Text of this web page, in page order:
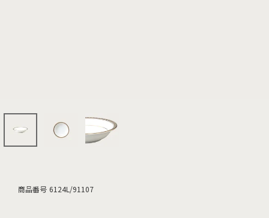
商品番号 6124L/91107